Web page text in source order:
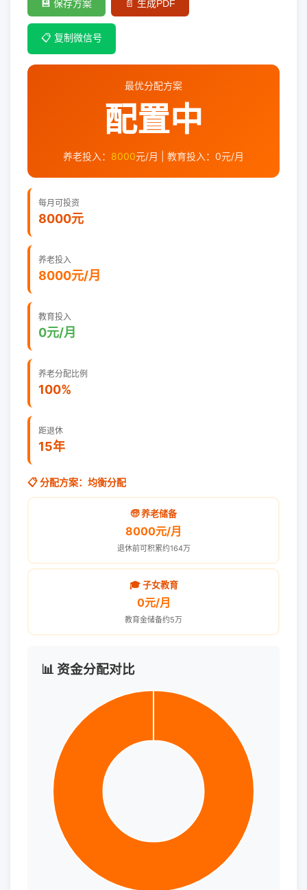
💾 保存方案 📄 生成PDF
📋 复制微信号
最优分配方案
配置中
养老投入： 8000元/月 | 教育投入： 0元/月
每月可投资
8000元
养老投入
8000元/月
教育投入
0元/月
养老分配比例
100%
距退休
15年
📋 分配方案：均衡分配
🧓 养老储备
8000元/月
退休前可积累约164万
🎓 子女教育
0元/月
教育金储备约5万
📊 资金分配对比